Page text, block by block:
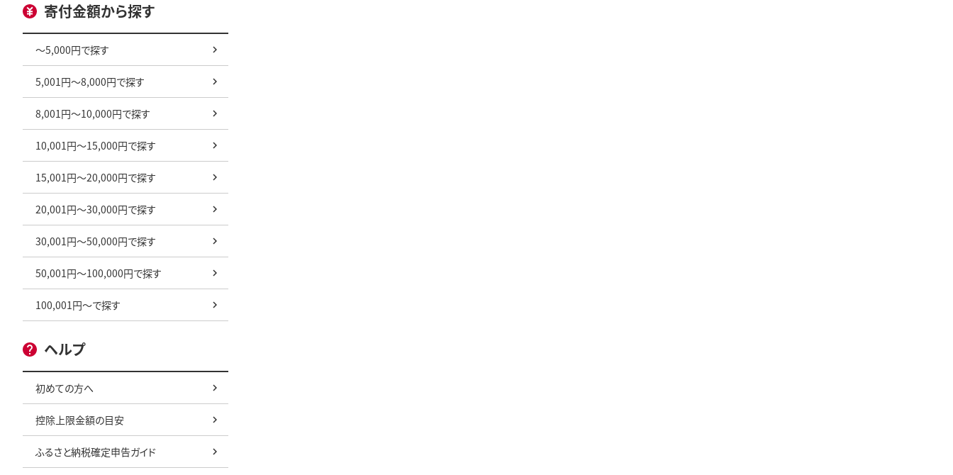
寄付金額から探す
～5,000円で探す
5,001円～8,000円で探す
8,001円～10,000円で探す
10,001円～15,000円で探す
15,001円～20,000円で探す
20,001円～30,000円で探す
30,001円～50,000円で探す
50,001円～100,000円で探す
100,001円～で探す
ヘルプ
初めての方へ
控除上限金額の目安
ふるさと納税確定申告ガイド